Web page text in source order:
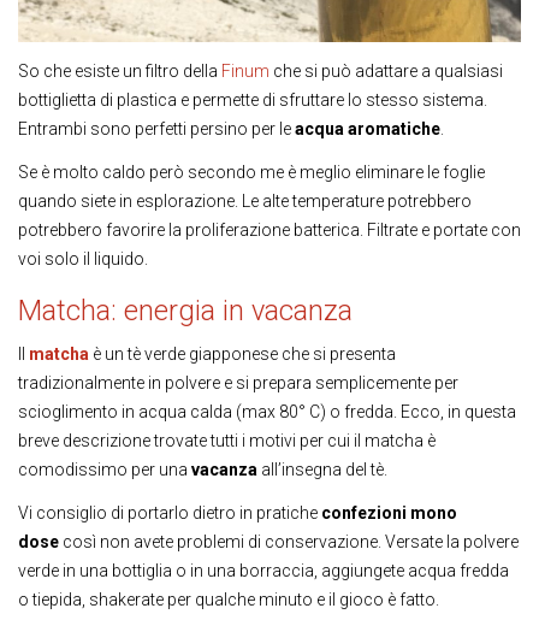
So che esiste un filtro della Finum che si può adattare a qualsiasi
bottiglietta di plastica e permette di sfruttare lo stesso sistema.
Entrambi sono perfetti persino per leacqua aromatiche
Se è molto caldo però secondo me è meglio eliminare le foglie
quando siete in esplorazione. Le alte temperature potrebbero
potrebbero favorire la proliferazione batterica. Filtrate e portate con
voi solo il liquido.
Matcha: energia in vacanza
matcha è un tè verde giapponese che si presenta
tradizionalmente in polvere e si prepara semplicemente per
scioglimento in acqua calda (max 80° C) o fredda. Ecco, in questa
breve descrizione trovate tutti i motivi per cui il matcha è
comodissimo per una vacanza all’insegna del tè.
Vi consiglio di portarlo dietro in pratiche confezioni mono
dose così non avete problemi di conservazione. Versate la polvere
verde in una bottiglia o in una borraccia, aggiungete acqua fredda
o tiepida, shakerate per qualche minuto e il gioco è fatto.